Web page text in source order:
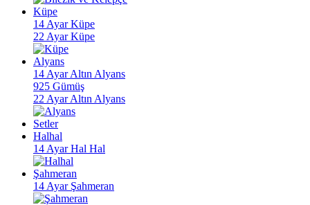
Küpe
14 Ayar Küpe
22 Ayar Küpe
Alyans
14 Ayar Altın Alyans
925 Gümüş
22 Ayar Altın Alyans
Setler
Halhal
14 Ayar Hal Hal
Şahmeran
14 Ayar Şahmeran